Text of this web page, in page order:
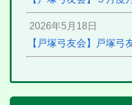
2026年5月18日
【戸塚弓友会】戸塚弓